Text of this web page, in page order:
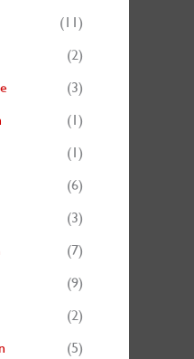
(11)
(2)
(3)
(1)
(1)
(6)
(3)
(7)
(9)
(2)
(5)